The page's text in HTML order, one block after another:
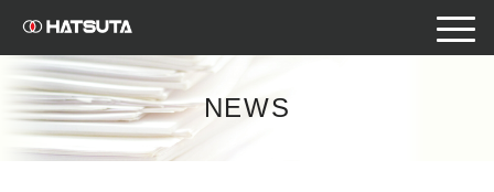
toggle
NEWS